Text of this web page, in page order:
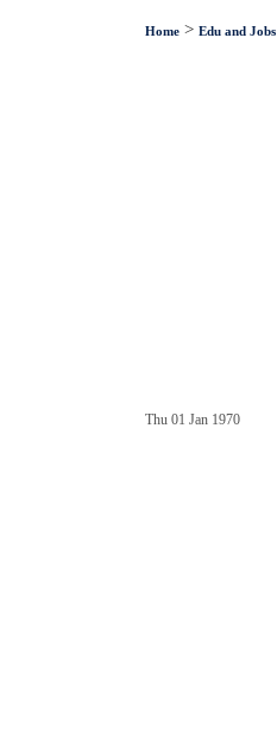
Home > Edu and Jobs
Thu 01 Jan 1970